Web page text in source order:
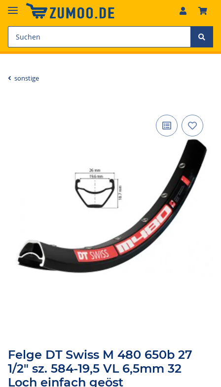
sonstige
Felge DT Swiss M 480 650b 27
1/2" sz. 584-19,5 VL 6,5mm 32
Loch einfach geöst